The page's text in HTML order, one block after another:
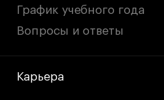
График учебного года
Вопросы и ответы
Карьера